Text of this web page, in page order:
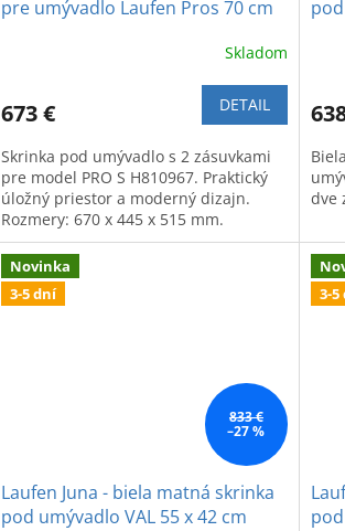
pre umývadlo Laufen Pros 70 cm
Skladom
673 € DETAIL
Skrinka pod umývadlo s 2 zásuvkami
pre model PRO S H810967. Praktický
úložný priestor a moderný dizajn.
Rozmery: 670 x 445 x 515 mm.
dve
Novinka
3-5 dní
833 €
–27 %
Laufen Juna - biela matná skrinka
pod umývadlo VAL 55 x 42 cm
3-5